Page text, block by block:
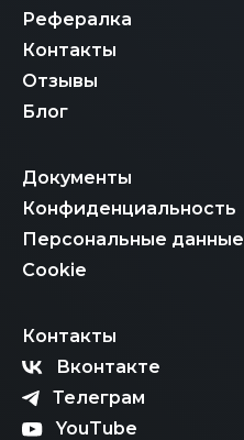
Рефералка
Контакты
Отзывы
Блог
Документы
Конфиденциальность
Персональные данные
Cookie
Контакты
Вконтакте
Телеграм
YouTube